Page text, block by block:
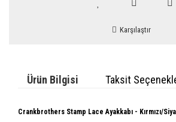
Karşılaştır
Ürün Bilgisi Taksit
Crankbrothers Stamp Lace Ayakkabı - Kırmızı/